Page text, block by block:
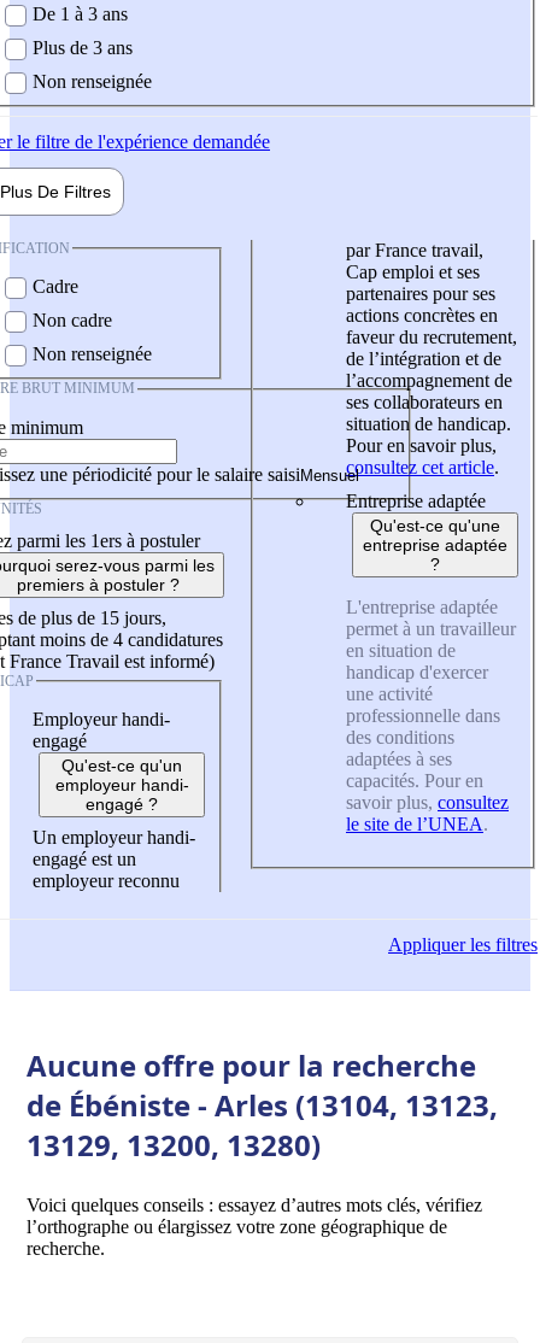
De 1 à 3 ans
Plus de 3 ans
Non renseignée
le filtre de l'expérience demandée
Plus De Filtres
Cadre
Non cadre
Non renseignée
BRUT MINIMUM
minimum
une périodicité pour le salaire saisi
parmi les 1ers à postuler
serez-vous parmi les
premiers à postuler ?
de plus de 15 jours,
moins de 4 candidatures
France Travail est informé)
Employeur handi-
engagé
Qu'est-ce qu'un
employeur handi-
engagé ?
Un employeur handi-
engagé est un
employeur reconnu
par France travail,
Cap emploi et ses
partenaires pour ses
actions concrètes en
faveur du recrutement,
de l’intégration et de
l’accompagnement de
ses collaborateurs en
situation de handicap.
Pour en savoir plus,
consultez cet article.
Entreprise adaptée
Qu'est-ce qu'une
entreprise adaptée
?
L'entreprise adaptée
permet à un travailleur
en situation de
handicap d'exercer
une activité
professionnelle dans
des conditions
adaptées à ses
capacités. Pour en
savoir plus, consultez
le site de l’UNEA.
Appliquerles filtres
Aucune offre pour la recherche
de Ébéniste - Arles (13104, 13123,
13129, 13200, 13280)
Voici quelques conseils : essayez d’autres mots clés, vérifiez
l’orthographe ou élargissez votre zone géographique de
recherche.